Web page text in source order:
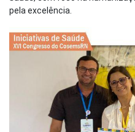
pela excelência.